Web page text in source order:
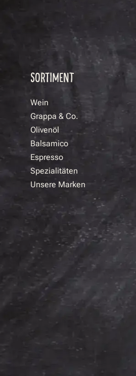
SORTIMENT
Wein
Grappa & Co.
Olivenöl
Balsamico
Espresso
Spezialitäten
Unsere Marken